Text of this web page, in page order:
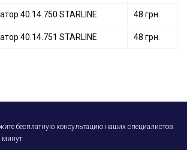
40.14.750 STARLINE 48 грн.
40.14.751 STARLINE 48 грн.
бесплатную консультацию наших специалистов.
минут.